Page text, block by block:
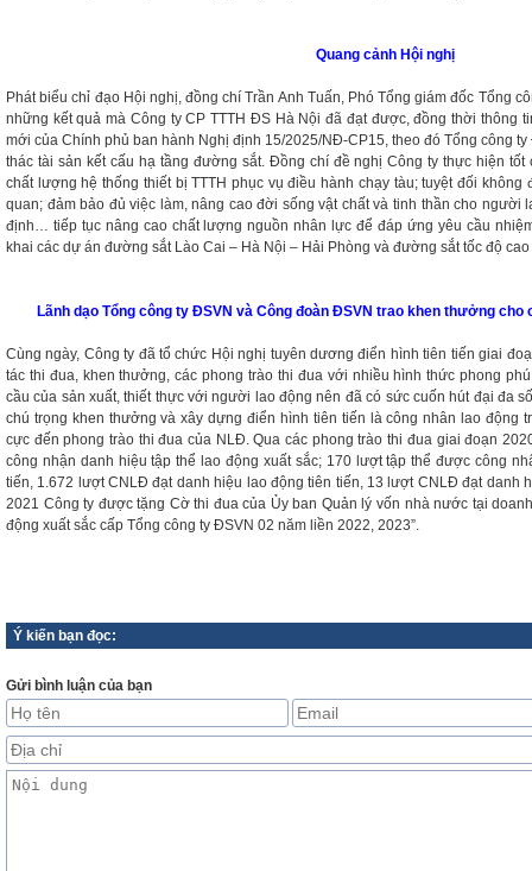
Quang cảnh Hội nghị
Phát biểu chỉ đạo Hội nghị, đồng chí Trần Anh Tuấn, Phó Tổng giám đốc Tổng
những kết quả mà Công ty CP TTTH ĐS Hà Nội đã đạt được, đồng thời thông
mới của Chính phủ ban hành Nghị định 15/2025/NĐ-CP15, theo đó Tổng công
thác tài sản kết cấu hạ tầng đường sắt. Đồng chí đề nghị Công ty thực hiện
chất lượng hệ thống thiết bị TTTH phục vụ điều hành chạy tàu; tuyệt đối không
quan; đảm bảo đủ việc làm, nâng cao đời sống vật chất và tinh thần cho người
định… tiếp tục nâng cao chất lượng nguồn nhân lực để đáp ứng yêu cầu
khai các dự án đường sắt Lào Cai – Hà Nội – Hải Phòng và đường sắt tốc độ cao
Lãnh dạo Tổng công ty ĐSVN và Công đoàn ĐSVN trao khen thưởng
Cùng ngày, Công ty đã tổ chức Hội nghị tuyên dương điển hình tiên tiến giai
tác thi đua, khen thưởng, các phong trào thi đua với nhiều hình thức phong
cầu của sản xuất, thiết thực với người lao động nên đã có sức cuốn hút đại đa
chú trọng khen thưởng và xây dựng điển hình tiên tiến là công nhân lao động
cực đến phong trào thi đua của NLĐ. Qua các phong trào thi đua giai đoạn
công nhận danh hiệu tập thể lao động xuất sắc; 170 lượt tập thể được công
tiến, 1.672 lượt CNLĐ đạt danh hiệu lao động tiên tiến, 13 lượt CNLĐ đạt danh
2021 Công ty được tặng Cờ thi đua của Ủy ban Quản lý vốn nhà nước tại
động xuất sắc cấp Tổng công ty ĐSVN 02 năm liền 2022, 2023”.
Ý kiến bạn đọc:
Gửi bình luận của bạn